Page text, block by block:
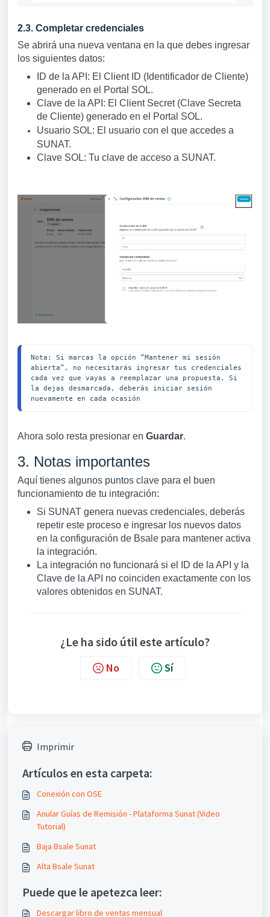
2.3. Completar credenciales
Se abrirá una nueva ventana en la que debes ingresar
los siguientes datos:
ID de la API: El Client ID (Identificador de Cliente)
generado en el Portal SOL.
Clave de la API: El Client Secret (Clave Secreta
de Cliente) generado en el Portal SOL.
Usuario SOL: El usuario con el que accedes a
SUNAT.
Clave SOL: Tu clave de acceso a SUNAT.
Nota: Si marcas la opción “Mantener mi sesión
abierta”, no necesitarás ingresar tus credenciales
cada vez que vayas a reemplazar una propuesta. Si
la dejas desmarcada, deberás iniciar sesión
nuevamente en cada ocasión
Ahora solo resta presionar en Guardar.
3. Notas importantes
Aquí tienes algunos puntos clave para el buen
funcionamiento de tu integración:
Si SUNAT genera nuevas credenciales, deberás
repetir este proceso e ingresar los nuevos datos
en la configuración de Bsale para mantener activa
la integración.
La integración no funcionará si el ID de la API y la
Clave de la API no coinciden exactamente con los
valores obtenidos en SUNAT.
¿Le ha sido útil este artículo?
No Sí
Imprimir
Artículos en esta carpeta:
Conexión con OSE
Anular Guías de Remisión - Plataforma Sunat (Video
Tutorial)
Baja Bsale Sunat
Alta Bsale Sunat
Puede que le apetezca leer:
Descargar libro de ventas mensual